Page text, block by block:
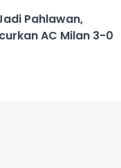
Pahlawan,
AC Milan 3-0